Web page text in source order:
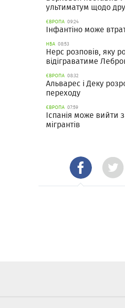
ультиматум щодо
ЄВРОПА 09:24
Інфантіно може
НБА 08:53
Нерс розповів, яку
відіграватиме
ЄВРОПА 08:32
Альварес і Деку
переходу
ЄВРОПА 07:59
Іспанія може вийти
мігрантів